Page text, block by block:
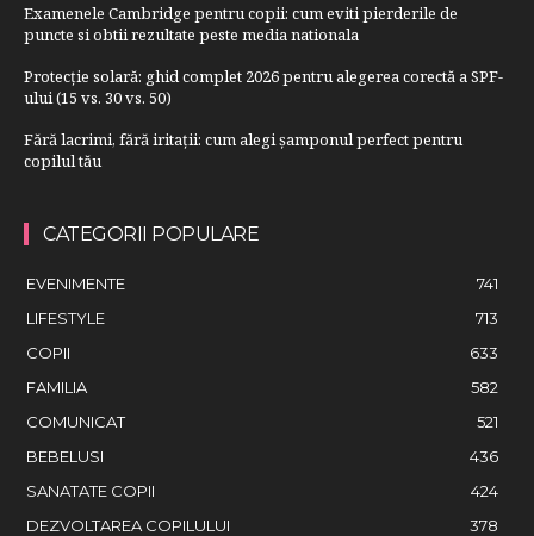
Examenele Cambridge pentru copii: cum eviti pierderile de
puncte si obtii rezultate peste media nationala
Protecție solară: ghid complet 2026 pentru alegerea corectă a SPF-
ului (15 vs. 30 vs. 50)
Fără lacrimi, fără iritații: cum alegi șamponul perfect pentru
copilul tău
CATEGORII POPULARE
EVENIMENTE
741
LIFESTYLE
713
COPII
633
FAMILIA
582
COMUNICAT
521
BEBELUSI
436
SANATATE COPII
424
DEZVOLTAREA COPILULUI
378